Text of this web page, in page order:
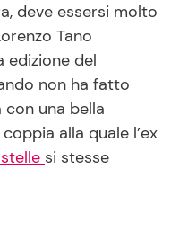
deve essersi molto
Tano
edizione del
non ha fatto
con una bella
alla quale l’ex
si stesse